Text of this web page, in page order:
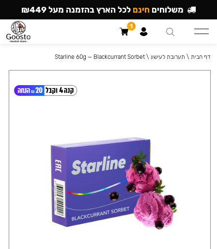
דף הבית \ תערובת לעישון \
Starline 60g — Blackcurrant Sorbet
משלוחים חינם לכל הארץ בהזמנה מעל ₪449
1